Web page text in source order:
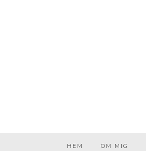
HEM OM MIG